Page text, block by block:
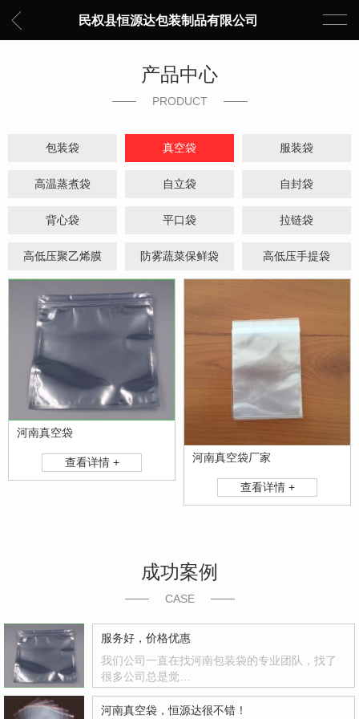
民权县恒源达包装制品有限公司
产品中心
PRODUCT
包装袋 真空袋 服装袋
高温蒸煮袋 自立袋 自封袋
背心袋 平口袋 拉链袋
高低压聚乙烯膜 防雾蔬菜保鲜袋 高低压手提袋
河南真空袋
查看详情 + 河南真空袋厂家
查看详情 +
成功案例
CASE
服务好，价格优惠
我们公司一直在找河南包装袋的专业团队，找了
很多公司总是觉…
河南真空袋，恒源达很不错！